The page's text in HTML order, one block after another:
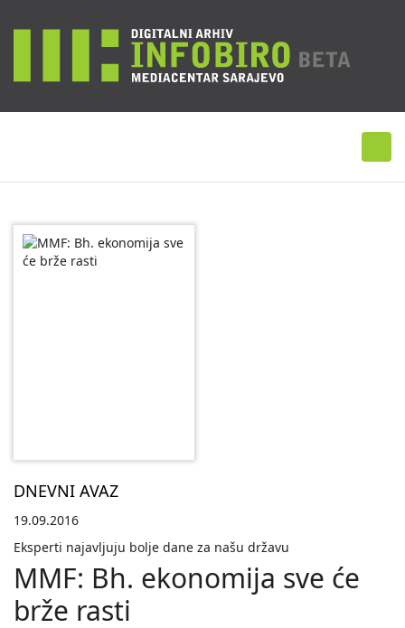
DNEVNI AVAZ
19.09.2016
Eksperti najavljuju bolje dane za našu državu
MMF: Bh. ekonomija sve će
brže rasti